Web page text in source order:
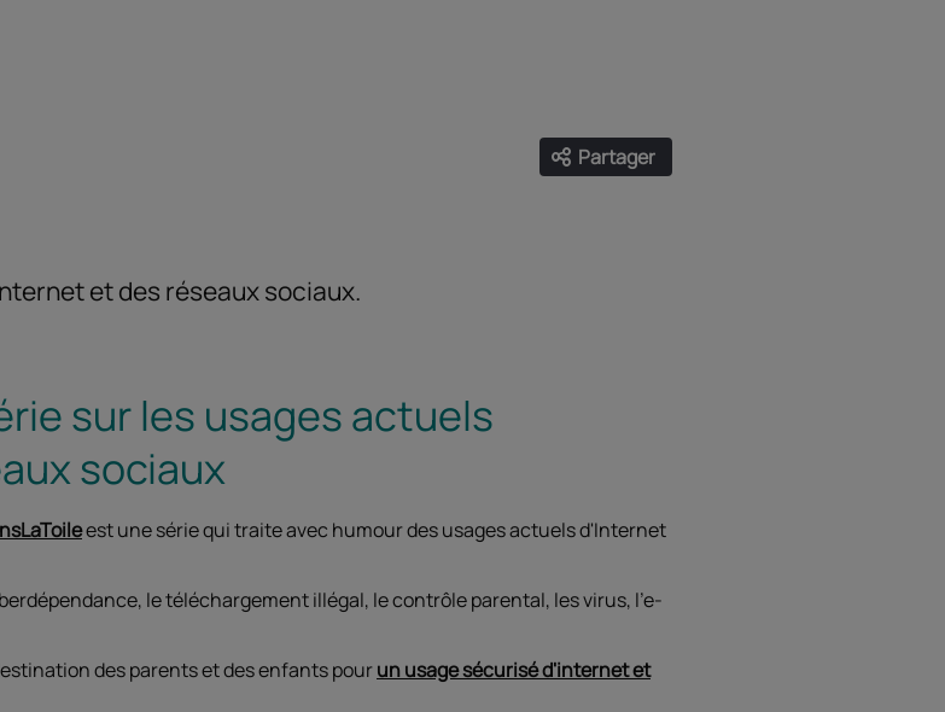
Partager
Ouvrir les liens de partage
et des réseaux sociaux.
sur les usages actuels
sociaux
est une série qui traite avec humour des usages actuels d'Internet
le téléchargement illégal, le contrôle parental, les virus, l'e-
des parents et des enfants pourun usage sécurisé d'internet et